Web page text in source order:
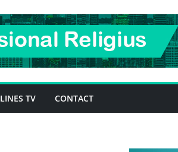
LINES TV CONTACT